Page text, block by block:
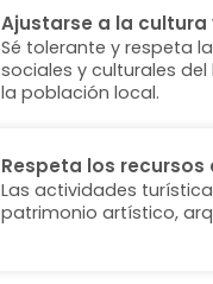
Ajustarse a la
Sé tolerante y respeta
sociales y culturales
la población local.
Respeta los recursos
Las actividades
patrimonio artístico,